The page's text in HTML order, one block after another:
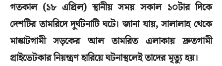
গতকাল (১৮ এপ্রিল) স্থানীয় সময় সকাল ১০টার দিকে
দেশটির তামরিদে দুর্ঘটনাটি ঘটে। জানা যায়, সালালাহ থেকে
মাস্কাটগামী সড়কের আল তামরিত এলাকায় দ্রুতগামী
প্রাইভেটকার নিয়ন্ত্রণ হারিয়ে ঘটনাস্থলেই তাদের মৃত্যু হয়।